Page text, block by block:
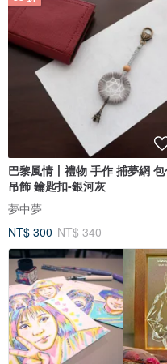
巴黎風情丨禮物 手作 捕夢網
吊飾 鑰匙扣-銀河灰
夢中夢
NT$ 300 NT$ 340